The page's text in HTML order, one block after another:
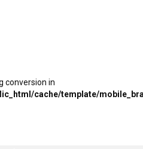
conversion in
cache/template/